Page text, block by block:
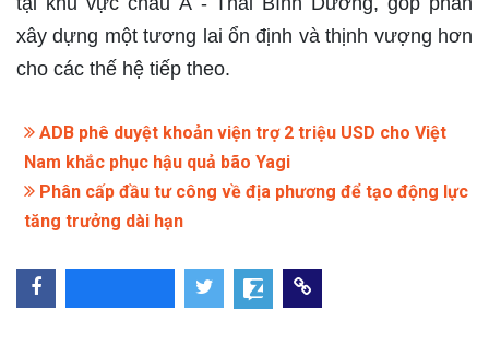
xây dựng một tương lai ổn định và thịnh vượng hơn
cho các thế hệ tiếp theo.
ADB phê duyệt khoản viện trợ 2 triệu USD cho Việt
Nam khắc phục hậu quả bão Yagi
Phân cấp đầu tư công về địa phương để tạo động lực
tăng trưởng dài hạn